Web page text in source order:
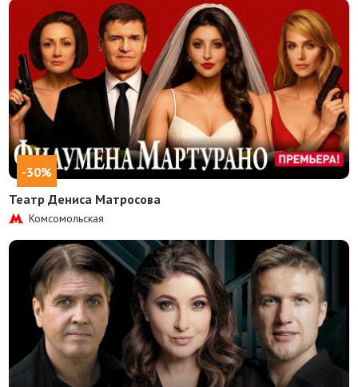
-30%
Театр Дениса Матросова
Комсомольская